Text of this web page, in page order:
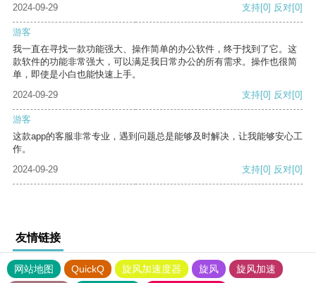
2024-09-29
支持[0] 反对[0]
游客
我一直在寻找一款功能强大、操作简单的办公软件，终于找到了它。这
款软件的功能非常强大，可以满足我日常办公的所有需求。操作也很简
单，即使是小白也能快速上手。
2024-09-29
支持[0] 反对[0]
游客
这款app的客服非常专业，遇到问题总是能够及时解决，让我能够安心工
作。
2024-09-29
支持[0] 反对[0]
友情链接
网站地图 QuickQ 旋风加速度器 旋风
旋风加速